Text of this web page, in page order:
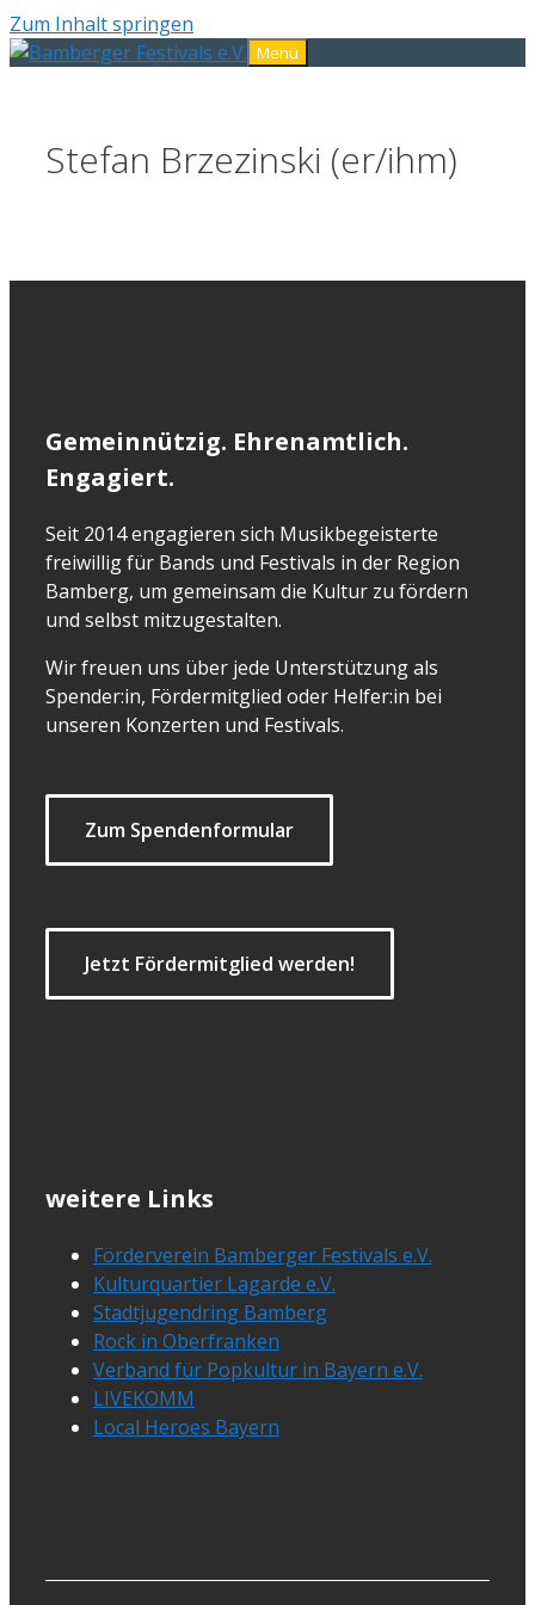
Zum Inhalt springen
Menü
Stefan Brzezinski (er/ihm)
Gemeinnützig. Ehrenamtlich.
Engagiert.
Seit 2014 engagieren sich Musikbegeisterte
freiwillig für Bands und Festivals in der Region
Bamberg, um gemeinsam die Kultur zu fördern
und selbst mitzugestalten.
Wir freuen uns über jede Unterstützung als
Spender:in, Fördermitglied oder Helfer:in bei
unseren Konzerten und Festivals.
Zum Spendenformular
Jetzt Fördermitglied werden!
weitere Links
Förderverein Bamberger Festivals e.V.
Kulturquartier Lagarde e.V.
Stadtjugendring Bamberg
Rock in Oberfranken
Verband für Popkultur in Bayern e.V.
LIVEKOMM
Local Heroes Bayern